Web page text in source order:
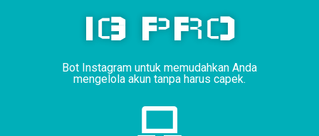
IG PRO
Bot Instagram untuk memudahkan Anda
mengelola akun tanpa harus capek.